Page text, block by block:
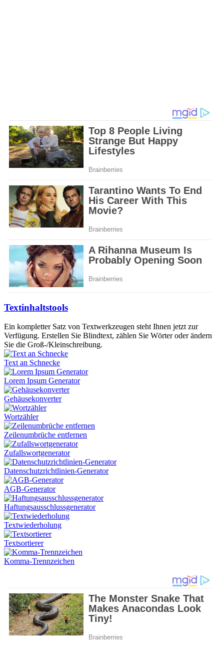
Textinhaltstools
Ein kompletter Satz von Textwerkzeugen steht Ihnen jetzt zur
Verfügung. Erstellen Sie Blindtext, zählen Sie Wörter oder ändern
Sie die Groß-/Kleinschreibung.
Text an Schnecke
Lorem Ipsum Generator
Gehäusekonverter
Wortzähler
Zeilenumbrüche entfernen
Zufallswortgenerator
Datenschutzrichtlinien-Generator
AGB-Generator
Haftungsausschlussgenerator
Textwiederholung
Textsortierer
Komma-Trennzeichen